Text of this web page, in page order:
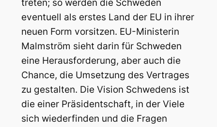
treten; so werden die Schweden
eventuell als erstes Land der EU in ihrer
neuen Form vorsitzen. EU-Ministerin
Malmström sieht darin für Schweden
eine Herausforderung, aber auch die
Chance, die Umsetzung des Vertrages
zu gestalten. Die Vision Schwedens ist
die einer Präsidentschaft, in der Viele
sich wiederfinden und die Fragen